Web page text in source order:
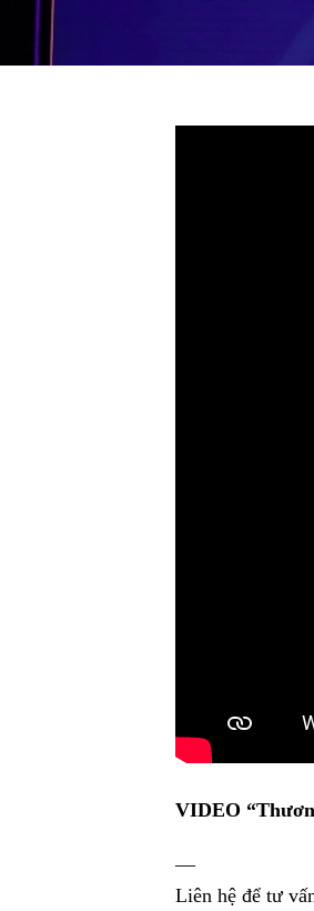
VIDEO
—
Liên hệ để tư